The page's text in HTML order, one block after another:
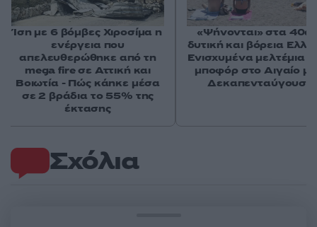
Σχόλια
Ίση με 6 βόμβες Χιροσίμα η
ενέργεια που
απελευθερώθηκε από τη
mega fire σε Αττική και
Βοιωτία - Πώς κάηκε μέσα
σε 2 βράδια το 55% της
έκτασης
«Ψήνονται» στα
δυτική και βόρεια
Ενισχυμένα μελτέμια
μποφόρ στο Αιγαίο